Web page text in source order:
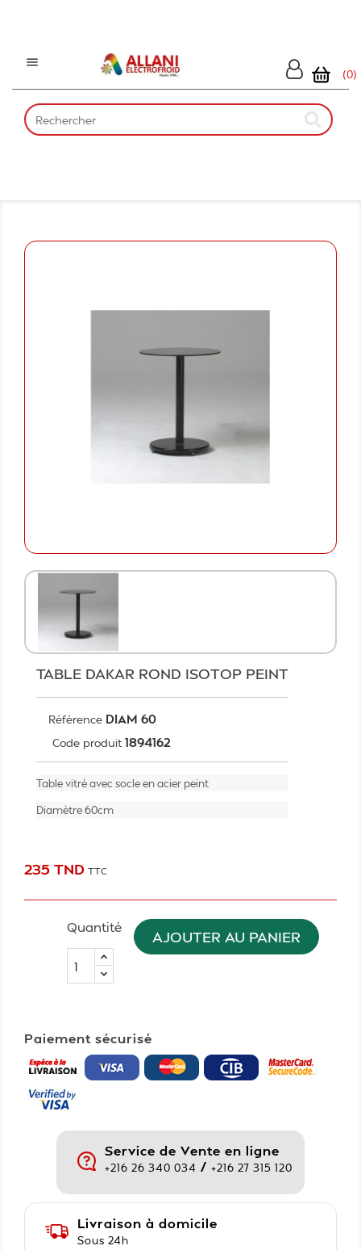

(0)
TABLE DAKAR ROND ISOTOP PEINT
Référence DIAM 60
Code produit 1894162
Table vitré avec socle en acier peint
Diamètre 60cm
235 TND TTC
Quantité
AJOUTER AU PANIER
Paiement sécurisé
Service de Vente en ligne
+216 26 340 034 / +216 27 315 120
Livraison à domicile
Sous 24h